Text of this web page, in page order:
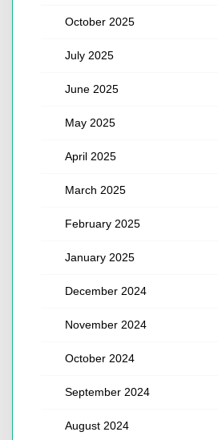
October 2025
July 2025
June 2025
May 2025
April 2025
March 2025
February 2025
January 2025
December 2024
November 2024
October 2024
September 2024
August 2024